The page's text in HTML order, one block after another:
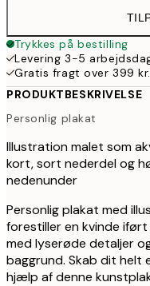
Trykkes på bestilling
Levering 3-5
Gratis fragt over 399 kr.
PRODUKTBESKRIVELSE
Personlig plakat
Illustration malet som
kort, sort nederdel og
nedenunder
Personlig plakat med
forestiller en kvinde
med lyserøde detaljer
baggrund. Skab dit helt
hjælp af denne